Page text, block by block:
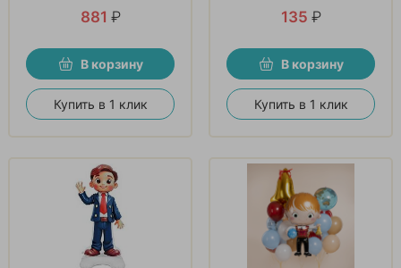
881 ₽
В корзину
Купить в 1 клик
135 ₽
В корзину
Купить в 1 клик